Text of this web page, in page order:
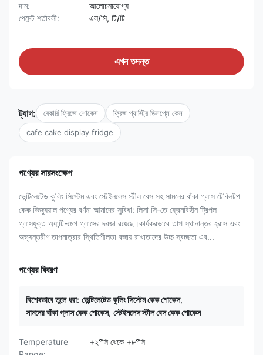
দাম:
আলোচনাযোগ্য
পেমেন্ট শর্তাবলী:
এল/সি, টি/টি
এখন তদন্ত
ট্যাগ: বেকারি ফ্রিজে শোকেস ফ্রিজ প্যাস্ট্রি ডিসপ্লে কেস
cafe cake display fridge
পণ্যের সারসংক্ষেপ
ভেন্টিলেটেড কুলিং সিস্টেম এবং স্টেইনলেস স্টীল বেস সহ সামনের বাঁকা গ্লাস টেবিলটপ
কেক ভিজ্যুয়াল পণ্যের বর্ণনা আমাদের সুবিধা: লিসা সি-তে ফ্রেমবিহীন ট্রিপল
গ্লাসযুক্ত অ্যান্টি-মেগ গ্লাসের দরজা রয়েছে।কার্যকরভাবে তাপ স্থানান্তর হ্রাস এবং
অভ্যন্তরীণ তাপমাত্রার স্থিতিশীলতা বজায় রাখাতাদের উচ্চ স্বচ্ছতা এব...
পণ্যের বিবরণ
বিশেষভাবে তুলে ধরা: ভেন্টিলেটেড কুলিং সিস্টেম কেক শোকেস,
সামনের বাঁকা গ্লাস কেক শোকেস, স্টেইনলেস স্টীল বেস কেক শোকেস
Temperature
+২°সি থেকে +৮°সি